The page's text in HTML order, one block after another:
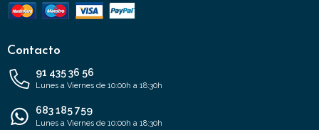
Contacto
91 435 36 56
Lunes a Viernes de 10:00h a 18:30h
683 185 759
Lunes a Viernes de 10:00h a 18:30h